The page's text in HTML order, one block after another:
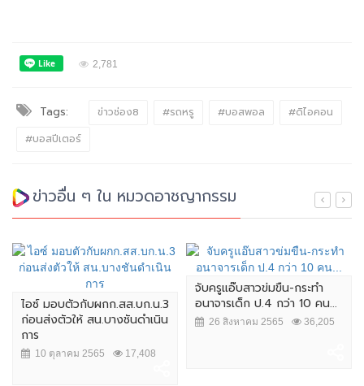
2,781
Tags: ข่าวช่อง8 #รถหรู #บอสพอล
#ดิไอคอน
#บอสปีเตอร์
ข่าวอื่น ๆ ใน หมวดอาชญากรรม
ไอซ์ มอบตัวกับผกก.สส.บก.น.3
ก่อนส่งตัวให้ สน.บางชันดำเนิน
การ
10 ตุลาคม 2565 17,408
จับครูแอ๊บสาวข่มขืน-กระทำ
อนาจารเด็ก ป.4 กว่า 10 คน...
26 สิงหาคม 2565 36,205